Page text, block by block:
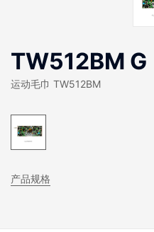
TW512BM G
运动毛巾 TW512BM
产品规格